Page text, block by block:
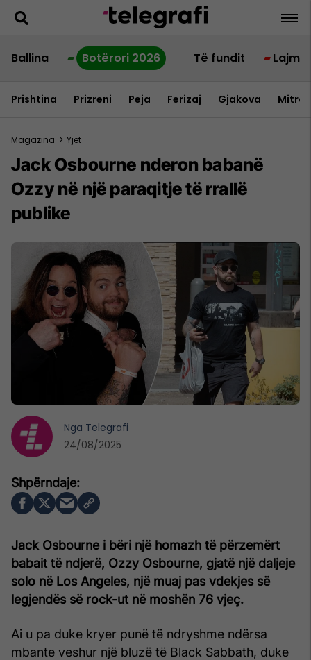
Ballina Botërori 2026 Të fundit Lajme
Prishtina Prizreni Peja Ferizaj Gjakova
Magazina > Yjet
Jack Osbourne nderon babanë
Ozzy në një paraqitje të rrallë
publike
Jack Osbourne i bëri një homazh të përzemërt
babait të ndjerë, Ozzy Osbourne, gjatë një daljeje
solo në Los Angeles, një muaj pas vdekjes së
legjendës së rock-ut në moshën 76 vjeç.
Ai u pa duke kryer punë të ndryshme ndërsa
mbante veshur një bluzë të Black Sabbath, duke
Nga Telegrafi
24/08/2025